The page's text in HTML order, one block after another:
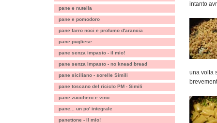
pane e nutella
pane e pomodoro
pane farro noci e profumo d'arancia
pane pugliese
pane senza impasto - il mio!
pane senza impasto - no knead bread
pane siciliano - sorelle Simili
pane toscano del riciclo PM - Simili
pane zucchero e vino
pane... un po' integrale
panettone - il mio!
intanto
una volta